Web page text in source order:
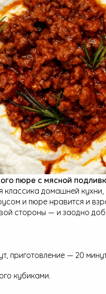
пюре с мясной
домашней
и пюре нравится и
стороны — и заодно
приготовление — 20
кубиками.